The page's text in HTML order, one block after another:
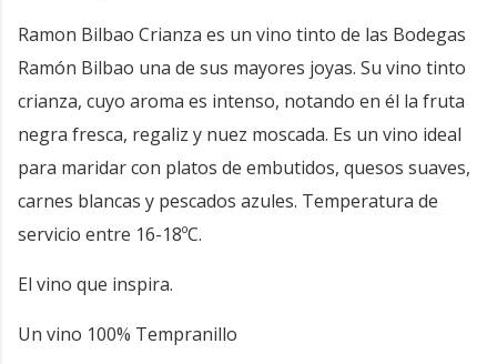
Ramon Bilbao Crianza es un vino tinto de las Bodegas
Ramón Bilbao una de sus mayores joyas. Su vino tinto
crianza, cuyo aroma es intenso, notando en él la fruta
negra fresca, regaliz y nuez moscada. Es un vino ideal
para maridar con platos de embutidos, quesos suaves,
carnes blancas y pescados azules. Temperatura de
servicio entre 16-18ºC.
El vino que inspira.
Un vino 100% Tempranillo